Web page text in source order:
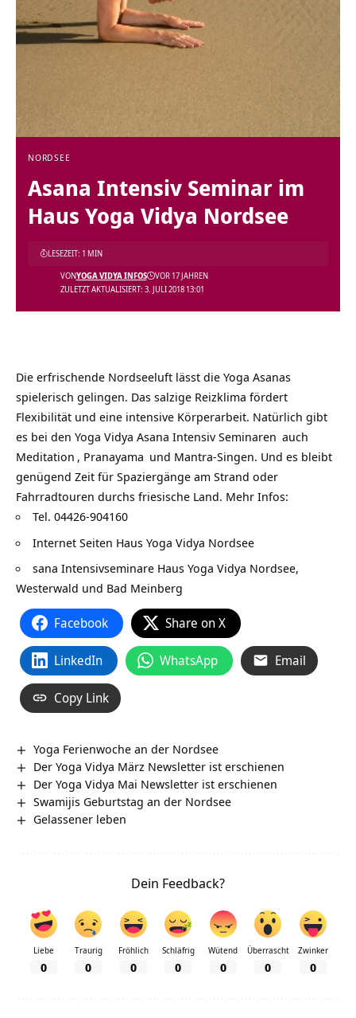
NORDSEE
Asana Intensiv Seminar im
Haus Yoga Vidya Nordsee
ZULETZT AKTUALISIERT: 3. JULI 2018 13:01
VONYOGA VIDYA INFOS VOR 17 JAHREN
LESEZEIT: 1 MIN
Die erfrischende Nordseeluft lässt die Yoga Asanas
spielerisch gelingen. Das salzige Reizklima fördert
Flexibilität und eine intensive Körperarbeit. Natürlich gibt
es bei den Yoga Vidya Asana Intensiv Seminaren auch
Meditation , Pranayama und Mantra-Singen. Und es bleibt
genügend Zeit für Spaziergänge am Strand oder
Fahrradtouren durchs friesische Land. Mehr Infos:
Tel. 04426-904160
Internet Seiten Haus Yoga Vidya Nordsee
sana Intensivseminare Haus Yoga Vidya Nordsee,
Westerwald und Bad Meinberg
Facebook Share on X
LinkedIn WhatsApp Email
Copy Link
Yoga Ferienwoche an der Nordsee
Der Yoga Vidya März Newsletter ist erschienen
Der Yoga Vidya Mai Newsletter ist erschienen
Swamijis Geburtstag an der Nordsee
Gelassener leben
Dein Feedback?
Liebe
0
Traurig
0
Fröhlich
0
Schläfrig
0
Wütend
0
Überrascht
0
Zwinker
0